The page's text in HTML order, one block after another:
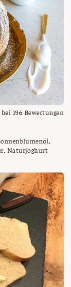
bei 196 Bewertungen
Naturjoghurt